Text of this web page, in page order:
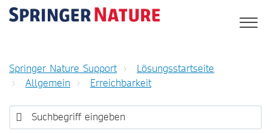
Springer Nature Support
Lösungsstartseite
Allgemein
Erreichbarkeit